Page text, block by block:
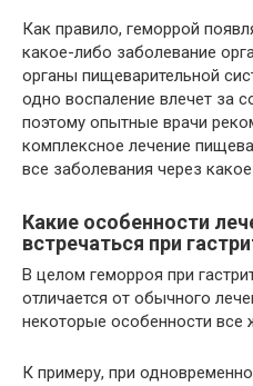
Как правило, геморрой
какое-либо заболевание
органы пищеварительной
одно воспаление влечет за
поэтому опытные врачи
комплексное лечение
все заболевания через
Какие особенности
встречаться при
В целом геморроя при
отличается от обычного
некоторые особенности все
К примеру, при